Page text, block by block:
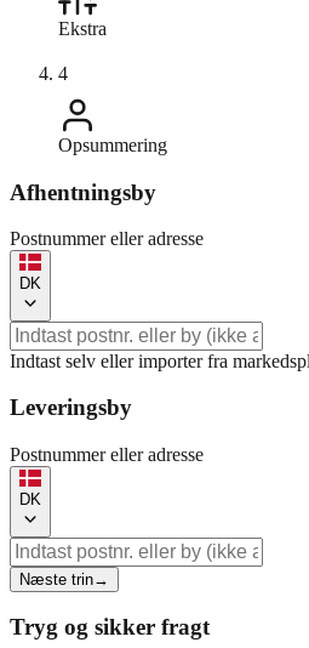
Ekstra
4
Opsummering
Afhentningsby
Postnummer eller adresse
DK
Indtast selv eller importer fra
Leveringsby
Postnummer eller adresse
DK
Næste trin→
Tryg og sikker fragt